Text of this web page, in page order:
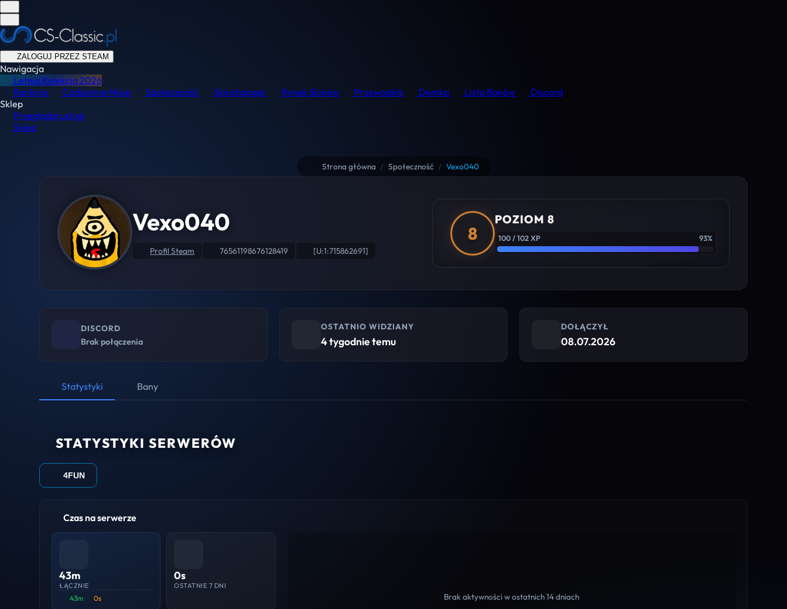
ZALOGUJ PRZEZ STEAM
Nawigacja
Letnia Kolekcja2026
Ranking
Codzienne Misje Społeczność Skinchanger Rynek Skinów Przewodnik Demka Lista Banów
Discord
Sklep
Przeglądaj usługi
Sklep
Strona główna / Społeczność / Vexo040
Vexo040
Profil Steam 76561198676128419 [U:1:715862691]
8
POZIOM 8
100 / 102 XP 93%
DISCORD
Brak połączenia
OSTATNIO WIDZIANY
4 tygodnie temu
DOŁĄCZYŁ
08.07.2026
Statystyki Bany
STATYSTYKI SERWERÓW
4FUN
Czas na serwerze
43m
ŁĄCZNIE
43m 0s
0s
OSTATNIE 7 DNI
Brak aktywności w ostatnich 14 dniach